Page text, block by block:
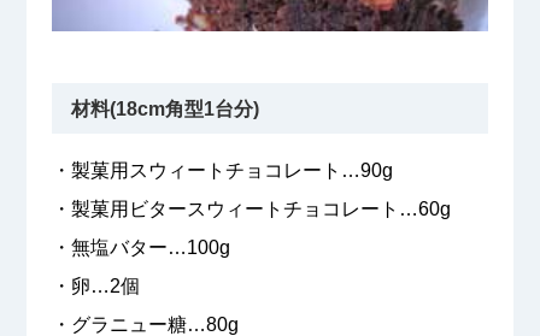
材料(18cm角型1台分)
・製菓用スウィートチョコレート…90g
・製菓用ビタースウィートチョコレート…60g
・無塩バター…100g
・卵…2個
・グラニュー糖…80g